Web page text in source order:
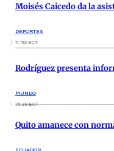
Moisés Caicedo da la
DEPORTES
11:50 ECT
Rodríguez presenta
MUNDO
15:29 ECT
Quito amanece con
ECUADOR